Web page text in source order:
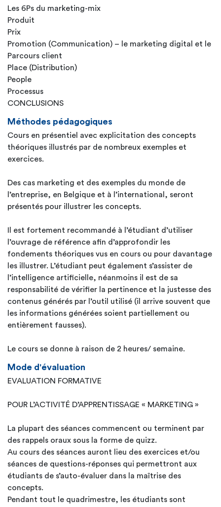
Les 6Ps du marketing-mix
Produit
Prix
Promotion (Communication) – le marketing digital et le
Parcours client
Place (Distribution)
People
Processus
CONCLUSIONS
Méthodes pédagogiques
Cours en présentiel avec explicitation des concepts
théoriques illustrés par de nombreux exemples et
exercices.
Des cas marketing et des exemples du monde de
l’entreprise, en Belgique et à l’international, seront
présentés pour illustrer les concepts.
Il est fortement recommandé à l’étudiant d’utiliser
l’ouvrage de référence afin d’approfondir les
fondements théoriques vus en cours ou pour davantage
les illustrer. L’étudiant peut également s’assister de
l’intelligence artificielle, néanmoins il est de sa
responsabilité de vérifier la pertinence et la justesse des
contenus générés par l’outil utilisé (il arrive souvent que
les informations générées soient partiellement ou
entièrement fausses).
Le cours se donne à raison de 2 heures/ semaine.
Mode d'évaluation
EVALUATION FORMATIVE
POUR L’ACTIVITÉ D’APPRENTISSAGE « MARKETING »
La plupart des séances commencent ou terminent par
des rappels oraux sous la forme de quizz.
Au cours des séances auront lieu des exercices et/ou
séances de questions-réponses qui permettront aux
étudiants de s’auto-évaluer dans la maîtrise des
concepts.
Pendant tout le quadrimestre, les étudiants sont